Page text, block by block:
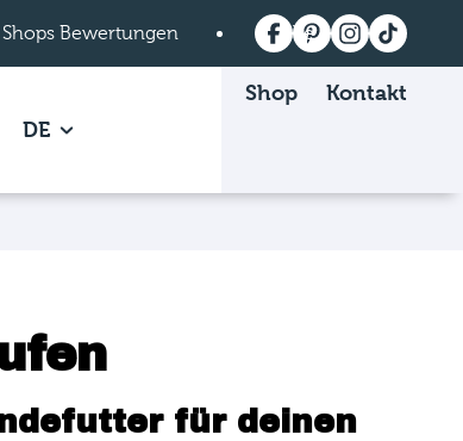
Bewertungen Versandkostenfrei
page.of Über mera page.
DE
Shop Kontakt
für deinen